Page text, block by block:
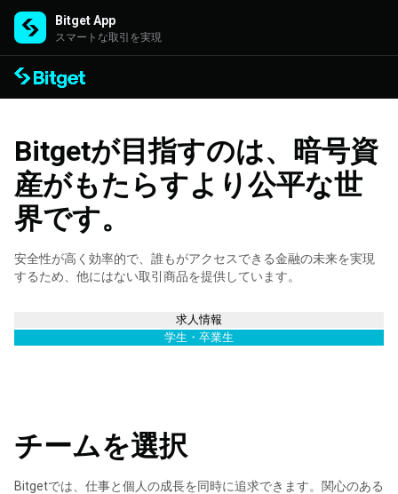
Bitget App
スマートな取引を実現
Bitgetが目指すのは、暗号資
産がもたらすより公平な世
界です。
安全性が高く効率的で、誰もがアクセスできる金融の未来を実現
するため、他にはない取引商品を提供しています。
求人情報
学生・卒業生
チームを選択
Bitgetでは、仕事と個人の成長を同時に追求できます。関心のある